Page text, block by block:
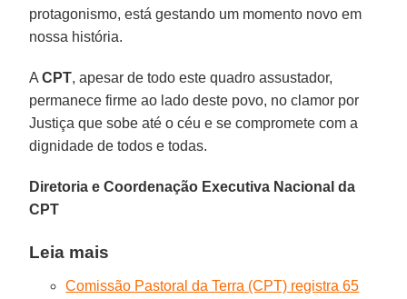
protagonismo, está gestando um momento novo em
nossa história.
ACPT, apesar de todo este quadro assustador,
permanece firme ao lado deste povo, no clamor por
Justiça que sobe até o céu e se compromete com a
dignidade de todos e todas.
Diretoria e Coordenação Executiva Nacional da
CPT
Leia mais
Comissão Pastoral da Terra (CPT) registra 65